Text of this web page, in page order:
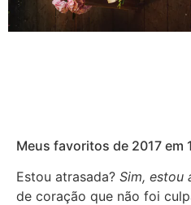
Meus favoritos de 2017 em
Estou atrasada? Sim, estou
de coração que não foi